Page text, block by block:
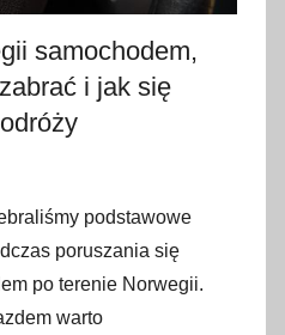
samochodem,
i jak się
podstawowe
poruszania się
po terenie Norwegii.
warto